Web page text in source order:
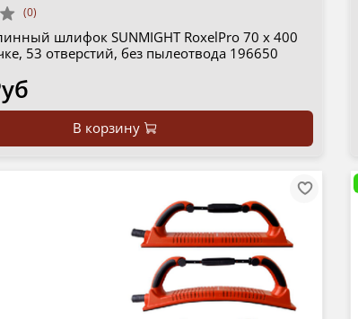
(0)
шлифок SUNMIGHT RoxelPro 70 х 400
53 отверстий, без пылеотвода 196650
В корзину